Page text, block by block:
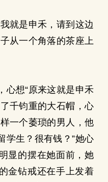
是申禾，请到这边
从一个角落的茶座上
想“原来这就是申禾
千钧重的大石帽，心
一个萎琐的男人，他
学生？很有钱？”她心
显的摆在她面前，她
金钻戒还在手上发着